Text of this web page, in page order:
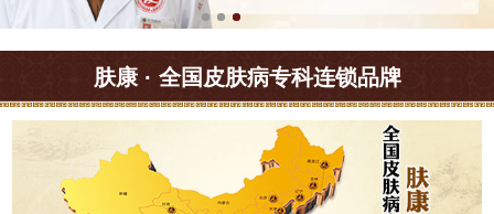
肤康 · 全国皮肤病专科连锁品牌